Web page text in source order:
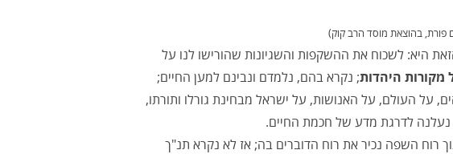
פורת, בהוצאת מוסד הרב קוק)
היא: לשכוח את ההשקפות והשגיונות שהורישו לנו על
היהדות; נקרא בהם, נלמדם ונבינם למען החיים;
העולם, על האנושות, על ישראל מבחינת גורלו ותורתו,
נעלנה לדרגת מדע של חכמת החיים.
רוח השפה נכיר את רוח הדוברים בה; אז לא נקרא תנ"ך